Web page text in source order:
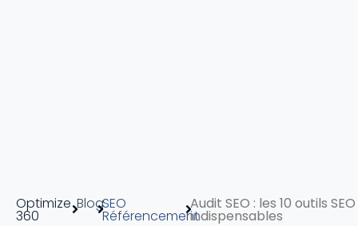
Optimize
360
BlogSEO
Référencement
Audit SEO : les 10 outils SEO
indispensables